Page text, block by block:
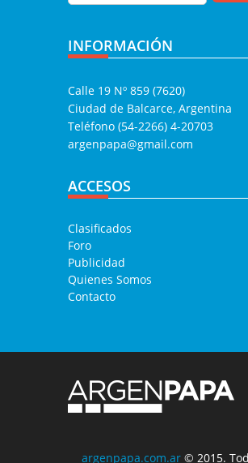
INFORMACIÓN
Calle 19 Nº 859 (7620)
Ciudad de Balcarce, Argentina
Teléfono (54-2266) 4-20703
argenpapa@gmail.com
ACCESOS
Clasificados
Foro
Publicidad
Quienes Somos
Contacto
argenpapa.com.ar © 2015.